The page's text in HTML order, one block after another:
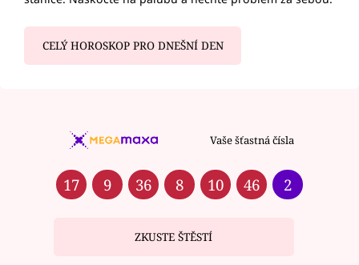
CELÝ HOROSKOP PRO DNEŠNÍ DEN
Vaše šťastná čísla
17 9 36 8 10 46 2
ZKUSTE ŠTĚSTÍ